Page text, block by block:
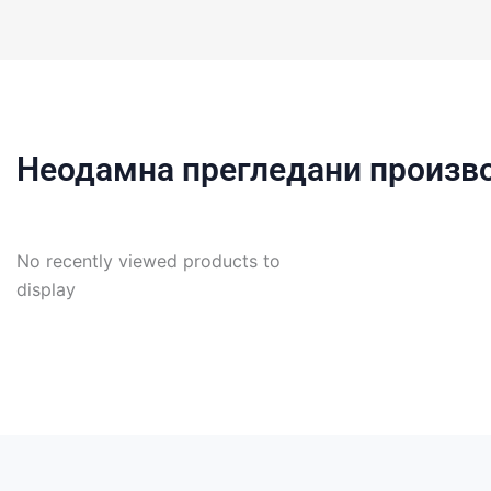
Неодамна прегледани
No recently viewed products to
display